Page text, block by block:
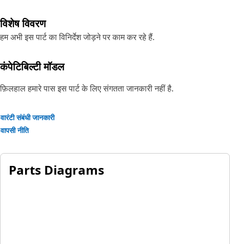
विशेष विवरण
हम अभी इस पार्ट का विनिर्देश जोड़ने पर काम कर रहे हैं.
कंपेटिबिल्टी मॉडल
फ़िलहाल हमारे पास इस पार्ट के लिए संगतता जानकारी नहीं है.
वारंटी संबंधी जानकारी
वापसी नीति
Parts Diagrams